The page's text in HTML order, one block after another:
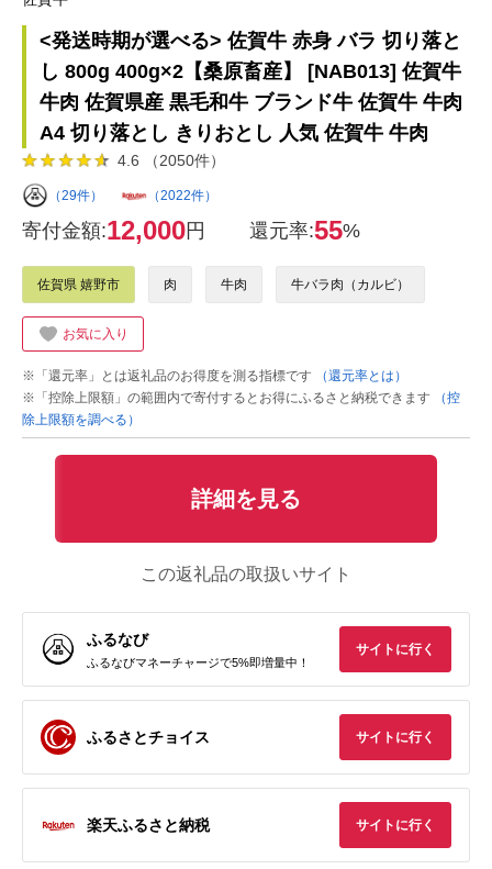
<発送時期が選べる> 佐賀牛 赤身 バラ 切り落と
し 800g 400g×2【桑原畜産】 [NAB013] 佐賀牛
牛肉 佐賀県産 黒毛和牛 ブランド牛 佐賀牛 牛肉
A4 切り落とし きりおとし 人気 佐賀牛 牛肉
4.6 （2050件）
（29件） （2022件）
寄付金額:12,000円 還元率:55%
佐賀県 嬉野市 肉 牛肉 牛バラ肉（カルビ）
お気に入り
※「還元率」とは返礼品のお得度を測る指標です
（還元率とは）
※「控除上限額」の範囲内で寄付するとお得にふるさと納税できます
（控
除上限額を調べる）
詳細を見る
この返礼品の取扱いサイト
ふるなび
ふるなびマネーチャージで5%即増量中！
サイトに行く
ふるさとチョイス サイトに行く
楽天ふるさと納税 サイトに行く